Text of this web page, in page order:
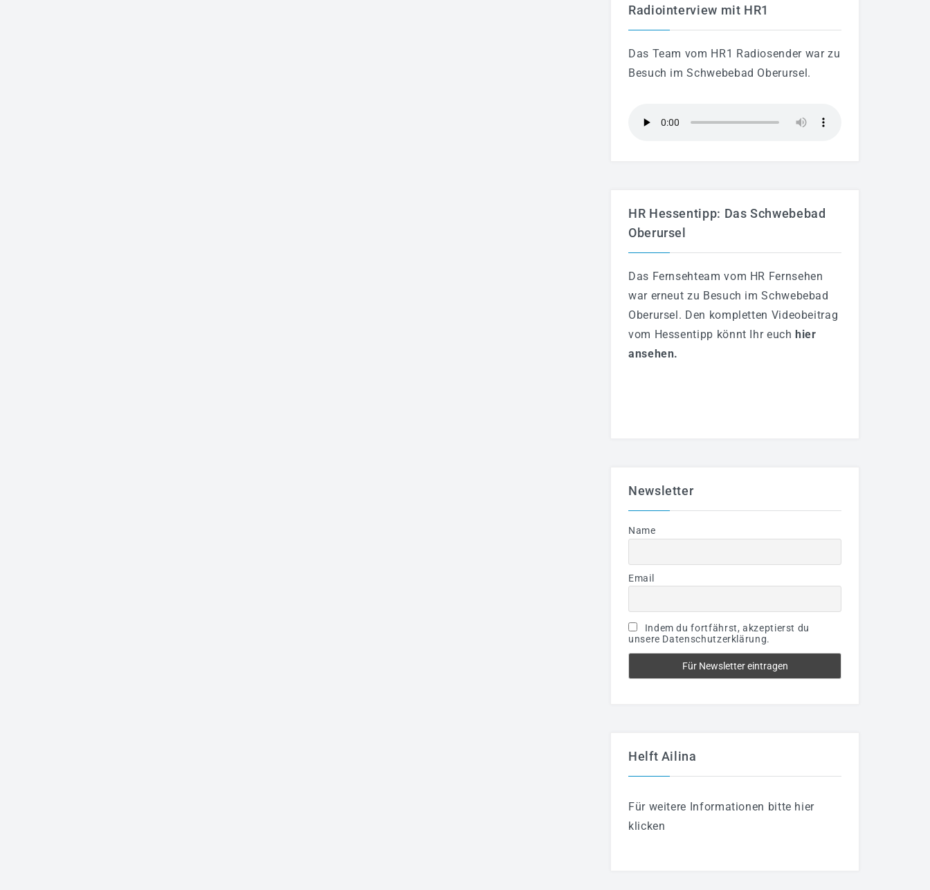
Radiointerview mit HR1
Das Team vom HR1 Radiosender war zu
Besuch im Schwebebad Oberursel.
HR Hessentipp: Das Schwebebad
Oberursel
Das Fernsehteam vom HR Fernsehen
war erneut zu Besuch im Schwebebad
Oberursel. Den kompletten Videobeitrag
vom Hessentipp könnt Ihr euchhier
ansehen.
Newsletter
Name
Email
Indem du fortfährst, akzeptierst du
unsere Datenschutzerklärung.
Helft Ailina
Für weitere Informationen bitte hier
klicken